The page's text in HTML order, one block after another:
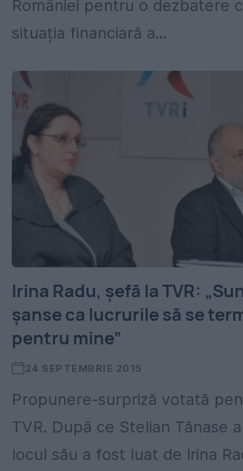
României pentru o dezbatere
situația financiară a...
Irina Radu, șefă la TVR:
șanse ca lucrurile să se
pentru mine”
24 SEPTEMBRIE 2015
Propunere-surpriză votată
TVR. După ce Stelian Tănase
locul său a fost luat de Irina